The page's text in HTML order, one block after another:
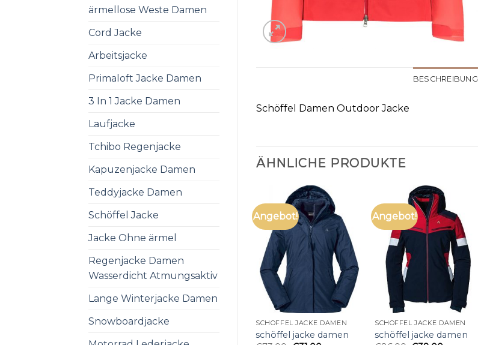
ärmellose Weste Damen
Cord Jacke
Arbeitsjacke
Primaloft Jacke Damen
3 In 1 Jacke Damen
Laufjacke
Tchibo Regenjacke
Kapuzenjacke Damen
Teddyjacke Damen
Schöffel Jacke
Jacke Ohne ärmel
Regenjacke Damen
Wasserdicht Atmungsaktiv
Lange Winterjacke Damen
Snowboardjacke
BESCHREIBUNG
Schöffel Damen Outdoor Jacke
ÄHNLICHE PRODUKTE
Angebot!
SCHÖFFEL JACKE DAMEN
schöffel jacke damen
Angebot!
SCHÖFFEL JACKE DAMEN
schöffel jacke damen